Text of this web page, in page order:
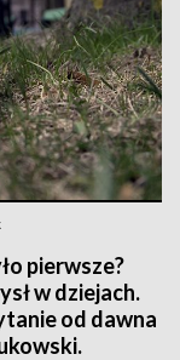
pierwsze?
w dziejach.
od dawna